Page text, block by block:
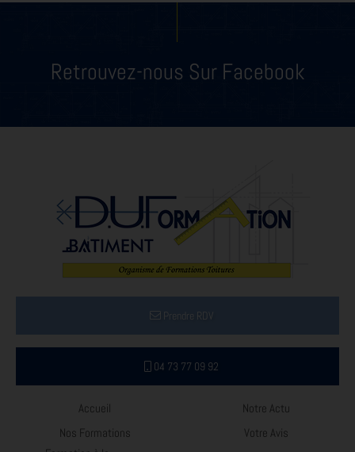
Retrouvez-nous Sur Facebook
Prendre RDV
04 73 77 09 92
Accueil
Nos Formations
Notre Actu
Votre Avis